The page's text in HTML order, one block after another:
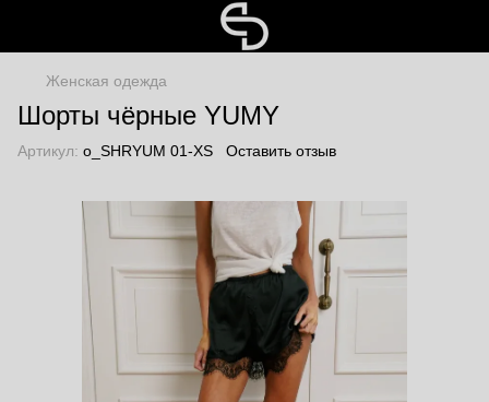
Женская одежда
Шорты чёрные YUMY
Артикул: o_SHRYUM 01-XS Оставить отзыв